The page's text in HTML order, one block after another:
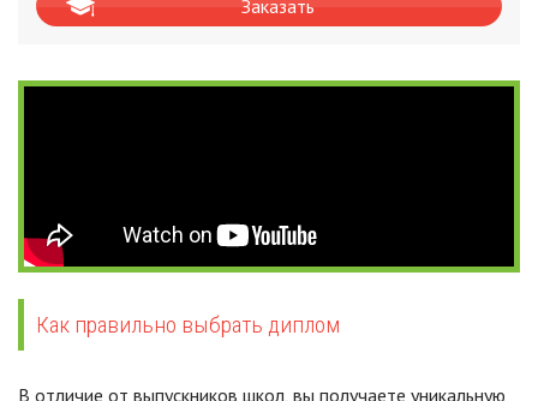
Заказать
Как правильно выбрать диплом
В отличие от выпускников школ, вы получаете уникальную